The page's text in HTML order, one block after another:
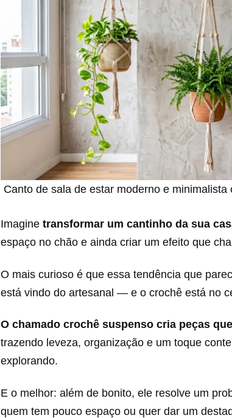
Canto de sala de estar moderno e
Imagine transformar um cantinho da sua
espaço no chão e ainda criar um efeito que
O mais curioso é que essa tendência que
está vindo do artesanal — e o crochê está no
O chamado crochê suspenso cria peças
trazendo leveza, organização e um toque
explorando.
E o melhor: além de bonito, ele resolve um
quem tem pouco espaço ou quer dar um